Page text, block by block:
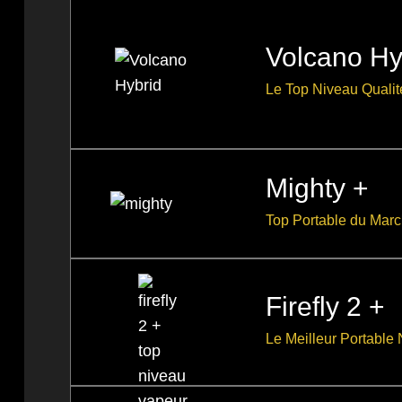
Volcano
Le Top Niveau
Mighty +
Top Portable du
Firefly 2 +
Le Meilleur Portable